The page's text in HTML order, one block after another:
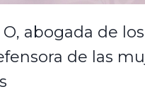
abogada de los
de las